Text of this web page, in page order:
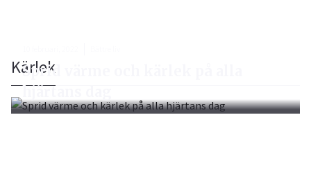
Kärlek
Sprid värme och kärlek på alla
hjärtans dag